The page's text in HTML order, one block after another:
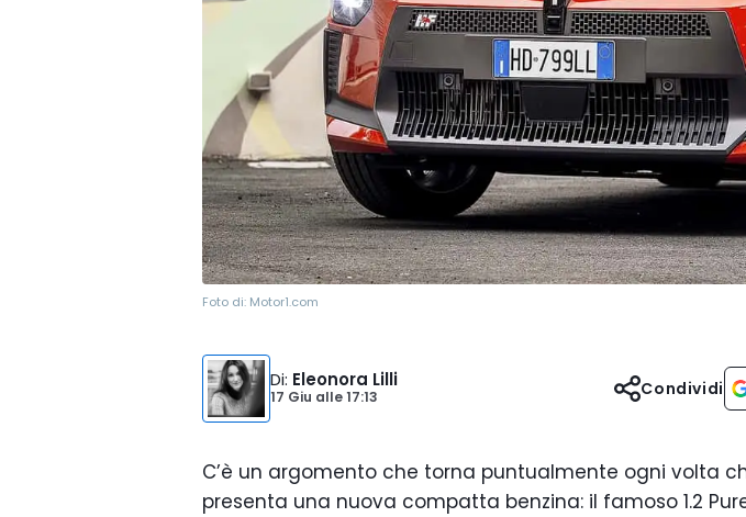
Foto di: Motor1.com
Di: Eleonora Lilli
17 Giu alle17:13 Condividi
C’è un argomento che torna puntualmente ogni volta
presenta una nuova compatta benzina: il famoso 1.2